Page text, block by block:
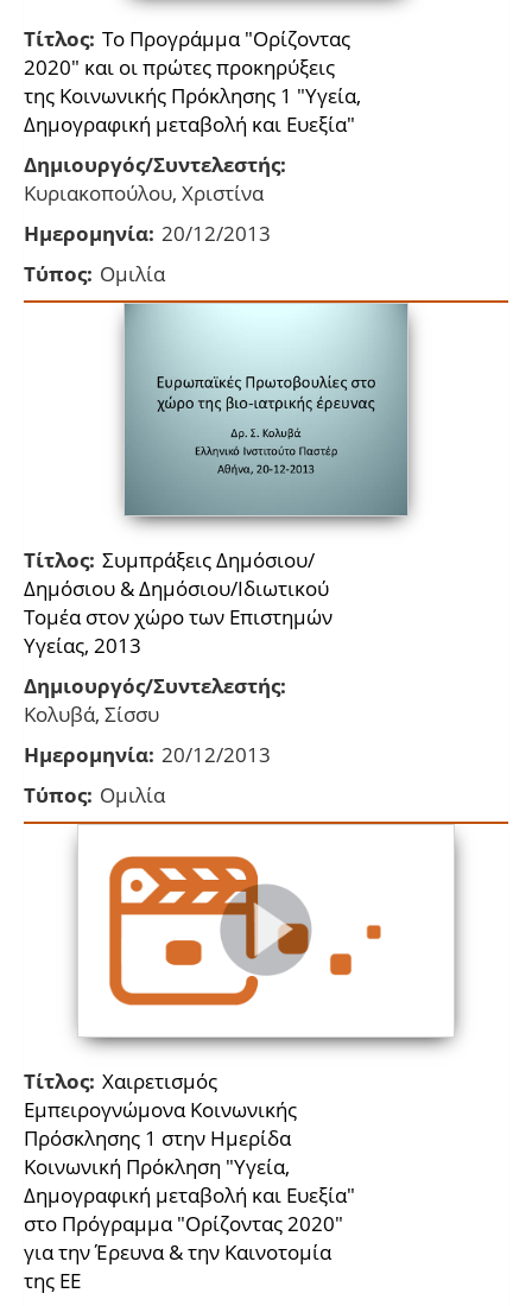
Τίτλος: Το Προγράμμα "Ορίζοντας
2020" και οι πρώτες προκηρύξεις
της Κοινωνικής Πρόκλησης 1 "Υγεία,
Δημογραφική μεταβολή και Ευεξία"
Δημιουργός/Συντελεστής:
Κυριακοπούλου, Χριστίνα
Ημερομηνία: 20/12/2013
Τύπος: Ομιλία
Τίτλος: Συμπράξεις Δημόσιου/
Δημόσιου & Δημόσιου/Ιδιωτικού
Τομέα στον χώρο των Επιστημών
Υγείας, 2013
Δημιουργός/Συντελεστής:
Κολυβά, Σίσσυ
Ημερομηνία: 20/12/2013
Τύπος: Ομιλία
Τίτλος: Χαιρετισμός
Εμπειρογνώμονα Κοινωνικής
Πρόσκλησης 1 στην Ημερίδα
Κοινωνική Πρόκληση "Υγεία,
Δημογραφική μεταβολή και Ευεξία"
στο Πρόγραμμα "Oρίζοντας 2020"
για την Έρευνα & την Καινοτομία
της ΕΕ